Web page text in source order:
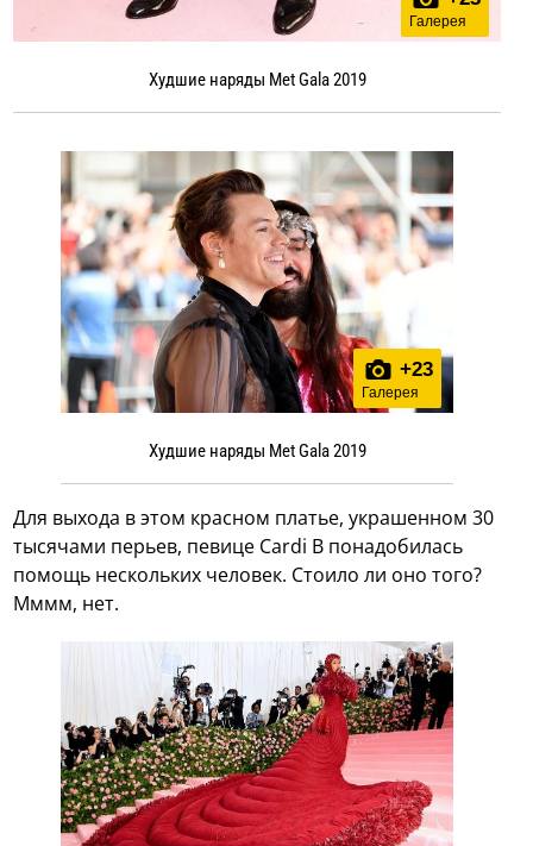
Галерея
Худшие наряды Met Gala 2019
+23
Галерея
Худшие наряды Met Gala 2019
Для выхода в этом красном платье, украшенном 30
тысячами перьев, певице Cardi B понадобилась
помощь нескольких человек. Стоило ли оно того?
Мммм, нет.